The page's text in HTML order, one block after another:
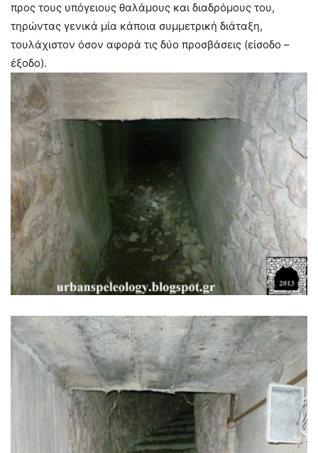
προς τους υπόγειους θαλάμους και διαδρόμους του,
τηρώντας γενικά μία κάποια συμμετρική διάταξη,
τουλάχιστον όσον αφορά τις δύο προσβάσεις (είσοδο –
έξοδο).